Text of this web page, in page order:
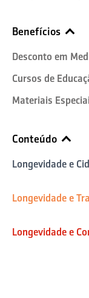
Benefícios
Desconto em
Cursos de
Materiais
Conteúdo
Longevidade e
Longevidade e
Longevidade e